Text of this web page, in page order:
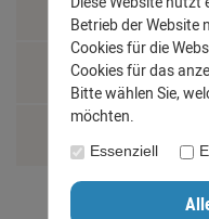
Montage
Betrieb der Website
Cookies für die
Cookies für das
Bitte wählen Sie,
möchten.
Essenziell